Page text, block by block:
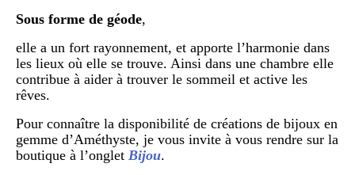
Sous forme de géode,
elle a un fort rayonnement, et apporte l’harmonie dans
les lieux où elle se trouve. Ainsi dans une chambre elle
contribue à aider à trouver le sommeil et active les
rêves.
Pour connaître la disponibilité de créations de bijoux en
gemme d’Améthyste, je vous invite à vous rendre sur la
boutique à l’onglet Bijou.